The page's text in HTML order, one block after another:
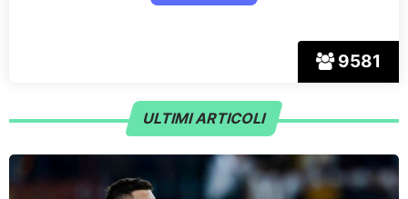
9581
ULTIMI ARTICOLI